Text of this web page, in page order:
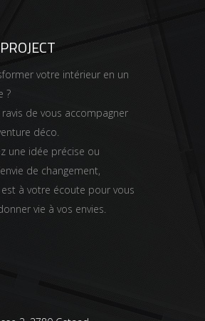
votre intérieur en un
?
de vous accompagner
déco.
une idée précise ou
de changement,
à votre écoute pour vous
vie à vos envies.